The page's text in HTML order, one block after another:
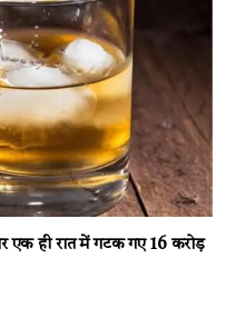
पर एक ही रात में गटक गए 16 करोड़